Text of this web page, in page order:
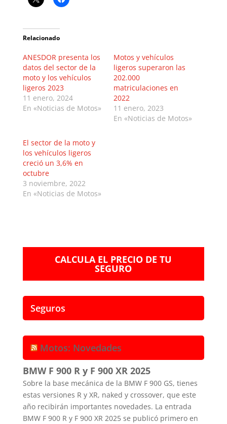
Relacionado
ANESDOR presenta los
datos del sector de la
moto y los vehículos
ligeros 2023
11 enero, 2024
En «Noticias de Motos»
Motos y vehículos
ligeros superaron las
202.000
matriculaciones en
2022
11 enero, 2023
En «Noticias de Motos»
El sector de la moto y
los vehículos ligeros
creció un 3,6% en
octubre
3 noviembre, 2022
En «Noticias de Motos»
CALCULA EL PRECIO DE TU
SEGURO
Seguros
Motos: Novedades
BMW F 900 R y F 900 XR 2025
Sobre la base mecánica de la BMW F 900 GS, tienes
estas versiones R y XR, naked y crossover, que este
año recibirán importantes novedades. La entrada
BMW F 900 R y F 900 XR 2025 se publicó primero en